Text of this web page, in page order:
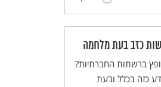
(האדם) יכולים לעשות
כזב בעת מלחמה
ברשתות החברתיות?
כזה בכלל ובעת